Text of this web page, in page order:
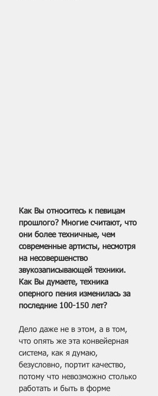
Как Вы относитесь к певицам
прошлого? Многие считают, что
они более техничные, чем
современные артисты, несмотря
на несовершенство
звукозаписывающей техники.
Как Вы думаете, техника
оперного пения изменилась за
последние 100-150 лет?
Дело даже не в этом, а в том,
что опять же эта конвейерная
система, как я думаю,
безусловно, портит качество,
потому что невозможно столько
работать и быть в форме